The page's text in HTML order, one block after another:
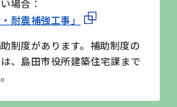
場合：
耐震補強工事」
制度があります。補助制度の
、島田市役所建築住宅課まで